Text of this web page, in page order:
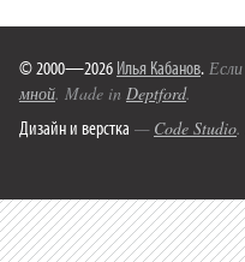
© 2000—2026 Илья Кабанов.
мной. Made in Deptford.
Дизайн и верстка — Code Studio.